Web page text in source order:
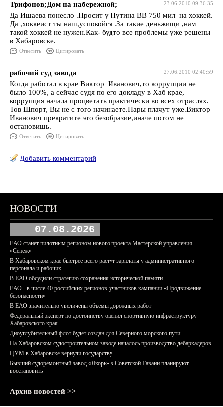
23.06.2010 09:36:35
Трифонов;Дом на набережной;
Да Ишаева понесло .Просит у Путина ВВ 750 мил на хоккей.
Да ,хоккеист ты наш,успокойся .За такие деньжищи ,нам
такой хоккей не нужен.Как- будто все проблемы уже решены
в Хабаровске.
Ответить Цитировать
27.06.2010 02:40:59
рабочий суд завода
Когда работал в крае Виктор Иванович,то коррупции не
было 100%, а сейчас судя по его докладу в Хаб крае,
коррупция начала процветать практически во всех отраслях.
Тов Шпорт, Вы не с того начинаете.Нары плачут уже.Виктор
Иванович прекратите это безобразие,иначе потом не
остановишь.
Ответить Цитировать
Добавить комментарий
НОВОСТИ
07.08.2026
ЕАО станет пилотным регионом нового проекта Мастерской управления
«Сенеж»
В Хабаровском крае быстрее всего растут зарплаты у административного
персонала и рабочих
В ЕАО обсудили стратегию сохранения исторической памяти
ЕАО - в числе 40 российских регионов-участников кампании «Продвижение
безопасности»
В ЕАО значительно увеличены объемы дорожных работ
Федеральный эксперт по достоинству оценил спортивную инфраструктуру
Хабаровского края
Дноуглубительный флот будет создан для Северного морского пути
На Хабаровском судостроительном заводе началось производство дебаркадеров
ЦУМ в Хабаровске вернули государству
Бывший судоремонтный завод «Якорь» в Советской Гавани планируют
восстановить
Архив новостей >>